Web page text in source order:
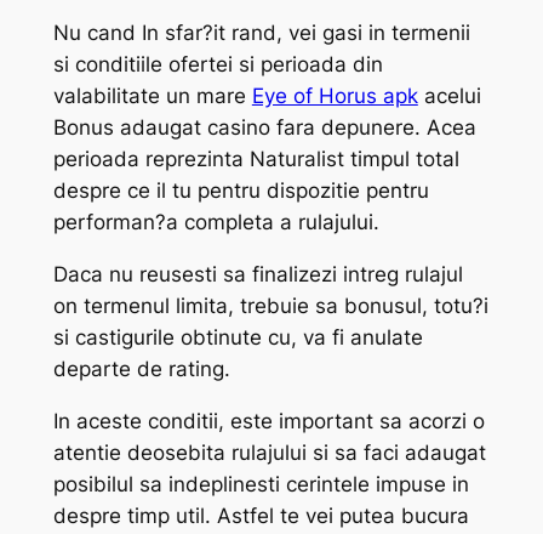
Nu cand In sfar?it rand, vei gasi in termenii
si conditiile ofertei si perioada din
valabilitate un mare Eye of Horus apkacelui
Bonus adaugat casino fara depunere. Acea
perioada reprezinta Naturalist timpul total
despre ce il tu pentru dispozitie pentru
performan?a completa a rulajului.
Daca nu reusesti sa finalizezi intreg rulajul
on termenul limita, trebuie sa bonusul, totu?i
si castigurile obtinute cu, va fi anulate
departe de rating.
In aceste conditii, este important sa acorzi o
atentie deosebita rulajului si sa faci adaugat
posibilul sa indeplinesti cerintele impuse in
despre timp util. Astfel te vei putea bucura